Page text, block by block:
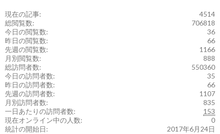
4514
現在の記事:
706818
総閲覧数:
36
今日の閲覧数:
66
昨日の閲覧数:
1166
先週の閲覧数:
888
月別閲覧数:
550360
総訪問者数:
35
今日の訪問者数:
66
昨日の訪問者数:
1107
先週の訪問者数:
835
月別訪問者数:
153
一日あたりの訪問者数:
0
現在オンライン中の人数:
2017年6月24日
統計の開始日: